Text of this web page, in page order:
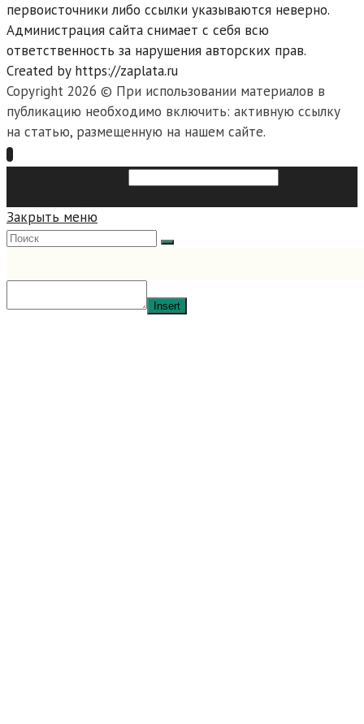
первоисточники либо ссылки указываются неверно.
Администрация сайта снимает с себя всю
ответственность за нарушения авторских прав.
Created by https://zaplata.ru
Copyright 2026 © При использовании материалов в
публикацию необходимо включить: активную ссылку
на статью, размещенную на нашем сайте.
Закрыть меню
Insert